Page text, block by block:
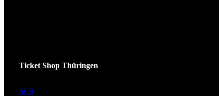
Ticket Shop Thüringen
AGB